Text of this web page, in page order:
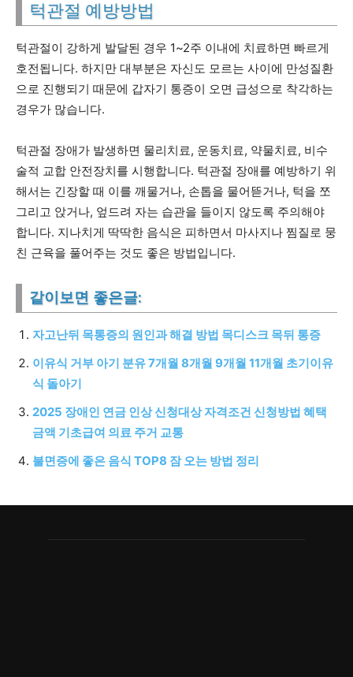
턱관절 예방방법
턱관절이 강하게 발달된 경우 1~2주 이내에 치료하면 빠르게
호전됩니다. 하지만 대부분은 자신도 모르는 사이에 만성질환
으로 진행되기 때문에 갑자기 통증이 오면 급성으로 착각하는
경우가 많습니다.
턱관절 장애가 발생하면 물리치료, 운동치료, 약물치료, 비수
술적 교합 안전장치를 시행합니다. 턱관절 장애를 예방하기 위
해서는 긴장할 때 이를 깨물거나, 손톱을 물어뜯거나, 턱을 쪼
그리고 앉거나, 엎드려 자는 습관을 들이지 않도록 주의해야
합니다. 지나치게 딱딱한 음식은 피하면서 마사지나 찜질로 뭉
친 근육을 풀어주는 것도 좋은 방법입니다.
같이보면 좋은글:
자고난뒤 목통증의 원인과 해결 방법 목디스크 목뒤 통증
이유식 거부 아기 분유 7개월 8개월 9개월 11개월 초기이유
식 돌아기
2025 장애인 연금 인상 신청대상 자격조건 신청방법 혜택
금액 기초급여 의료 주거 교통
불면증에 좋은 음식 TOP8 잠 오는 방법 정리